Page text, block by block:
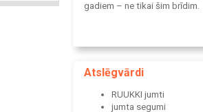
gadiem – ne tikai šim brīdim.
Atslēgvārdi
RUUKKI jumti
jumta segumi